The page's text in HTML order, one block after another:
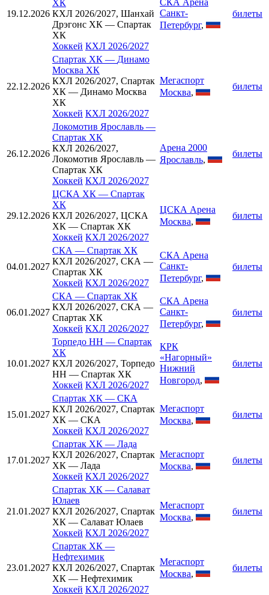
19.12.2026
ХК
КХЛ 2026/2027, Шанхай
Дрэгонс ХК — Спартак
ХК
Хоккей КХЛ 2026/2027
Санкт-
Петербург,
билеты
22.12.2026
Спартак ХК — Динамо
Москва ХК
КХЛ 2026/2027, Спартак
ХК — Динамо Москва
ХК
Хоккей КХЛ 2026/2027
Мегаспорт
Москва,
билеты
26.12.2026
Локомотив Ярославль —
Спартак ХК
КХЛ 2026/2027,
Локомотив Ярославль —
Спартак ХК
Хоккей КХЛ 2026/2027
Арена 2000
Ярославль,
билеты
29.12.2026
ЦСКА ХК — Спартак
ХК
КХЛ 2026/2027, ЦСКА
ХК — Спартак ХК
Хоккей КХЛ 2026/2027
ЦСКА Арена
Москва,
билеты
04.01.2027
СКА — Спартак ХК
КХЛ 2026/2027, СКА —
Спартак ХК
Хоккей КХЛ 2026/2027
СКА Арена
Санкт-
Петербург,
билеты
06.01.2027
СКА — Спартак ХК
КХЛ 2026/2027, СКА —
Спартак ХК
Хоккей КХЛ 2026/2027
СКА Арена
Санкт-
Петербург,
билеты
10.01.2027
Торпедо НН — Спартак
ХК
КХЛ 2026/2027, Торпедо
НН — Спартак ХК
Хоккей КХЛ 2026/2027
КРК
«Нагорный»
Нижний
Новгород,
билеты
15.01.2027
Спартак ХК — СКА
КХЛ 2026/2027, Спартак
ХК — СКА
Хоккей КХЛ 2026/2027
Мегаспорт
Москва,
билеты
17.01.2027
Спартак ХК — Лада
КХЛ 2026/2027, Спартак
ХК — Лада
Хоккей КХЛ 2026/2027
Мегаспорт
Москва,
билеты
21.01.2027
Спартак ХК — Салават
Юлаев
КХЛ 2026/2027, Спартак
ХК — Салават Юлаев
Хоккей КХЛ 2026/2027
Мегаспорт
Москва,
билеты
23.01.2027
Спартак ХК —
Нефтехимик
КХЛ 2026/2027, Спартак
ХК — Нефтехимик
Хоккей КХЛ 2026/2027
Мегаспорт
Москва,
билеты